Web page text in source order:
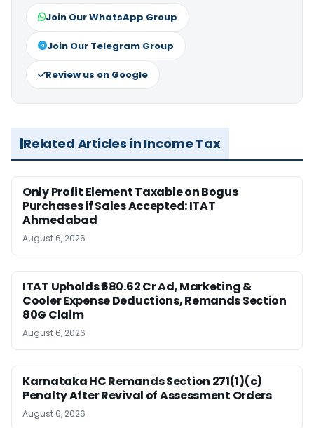
Join Our WhatsApp Group
Join Our Telegram Group
Review us on Google
Related Articles in Income Tax
Only Profit Element Taxable on Bogus
Purchases if Sales Accepted: ITAT
Ahmedabad
August 6, 2026
ITAT Upholds ₹680.62 Cr Ad, Marketing &
Cooler Expense Deductions, Remands Section
80G Claim
August 6, 2026
Karnataka HC Remands Section 271(1)(c)
Penalty After Revival of Assessment Orders
August 6, 2026